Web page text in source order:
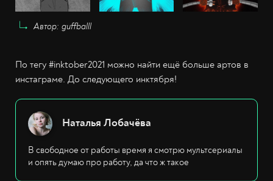
Автор: guffballl
По тегу #inktober2021 можно найти ещё больше артов в
инстаграме. До следующего инктября!
Наталья Лобачёва
В свободное от работы время я смотрю мультсериалы
и опять думаю про работу, да что ж такое